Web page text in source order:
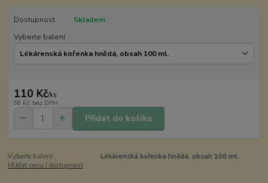
Dostupnost
Skladem
Vyberte balení
110 Kč/ks
98 Kč bez DPH
Přidat do košíku
Vyberte balení:
Lékárenská kořenka hnědá, obsah 100 ml.
Hlídat cenu / dostupnost